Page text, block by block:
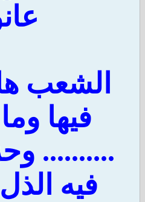
الشعب
فيها
..........
فيه